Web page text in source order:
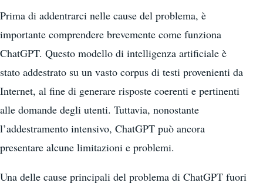
Prima di addentrarci nelle cause del problema, è
importante comprendere brevemente come funziona
ChatGPT. Questo modello di intelligenza artificiale è
stato addestrato su un vasto corpus di testi provenienti da
Internet, al fine di generare risposte coerenti e pertinenti
alle domande degli utenti. Tuttavia, nonostante
l’addestramento intensivo, ChatGPT può ancora
presentare alcune limitazioni e problemi.
Una delle cause principali del problema di ChatGPT fuori